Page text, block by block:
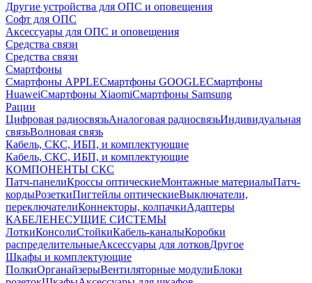
Другие устройства для ОПС и оповещения
Софт для ОПС
Аксессуары для ОПС и оповещения
Средства связи
Средства связи
Смартфоны
Смартфоны APPLEСмартфоны GOOGLEСмартфоны
HuaweiСмартфоны XiaomiСмартфоны Samsung
Рации
Цифровая радиосвязьАналоговая радиосвязьИндивидуальная
связьВолновая связь
Кабель, СКС, ИБП, и комплектующие
Кабель, СКС, ИБП, и комплектующие
КОМПОНЕНТЫ СКС
Патч-панелиКроссы оптическиеМонтажные материалыПатч-
кордыРозеткиПигтейлы оптическиеВыключатели,
переключателиКоннекторы, колпачкиАдаптеры
КАБЕЛЕНЕСУЩИЕ СИСТЕМЫ
ЛоткиКонсолиСтойкиКабель-каналыКоробки
распределительныеАксессуары для лотковДругое
Шкафы и комплектующие
ПолкиОрганайзерыВентиляторные модулиБлоки